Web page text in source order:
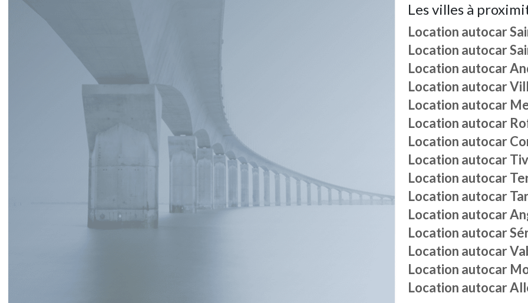
Les villes à
Location autocar
Location autocar
Location autocar
Location autocar
Location autocar
Location autocar
Location autocar
Location autocar
Location autocar
Location autocar
Location autocar
Location autocar
Location autocar
Location autocar
Location autocar